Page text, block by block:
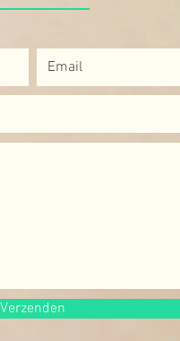
Verzenden